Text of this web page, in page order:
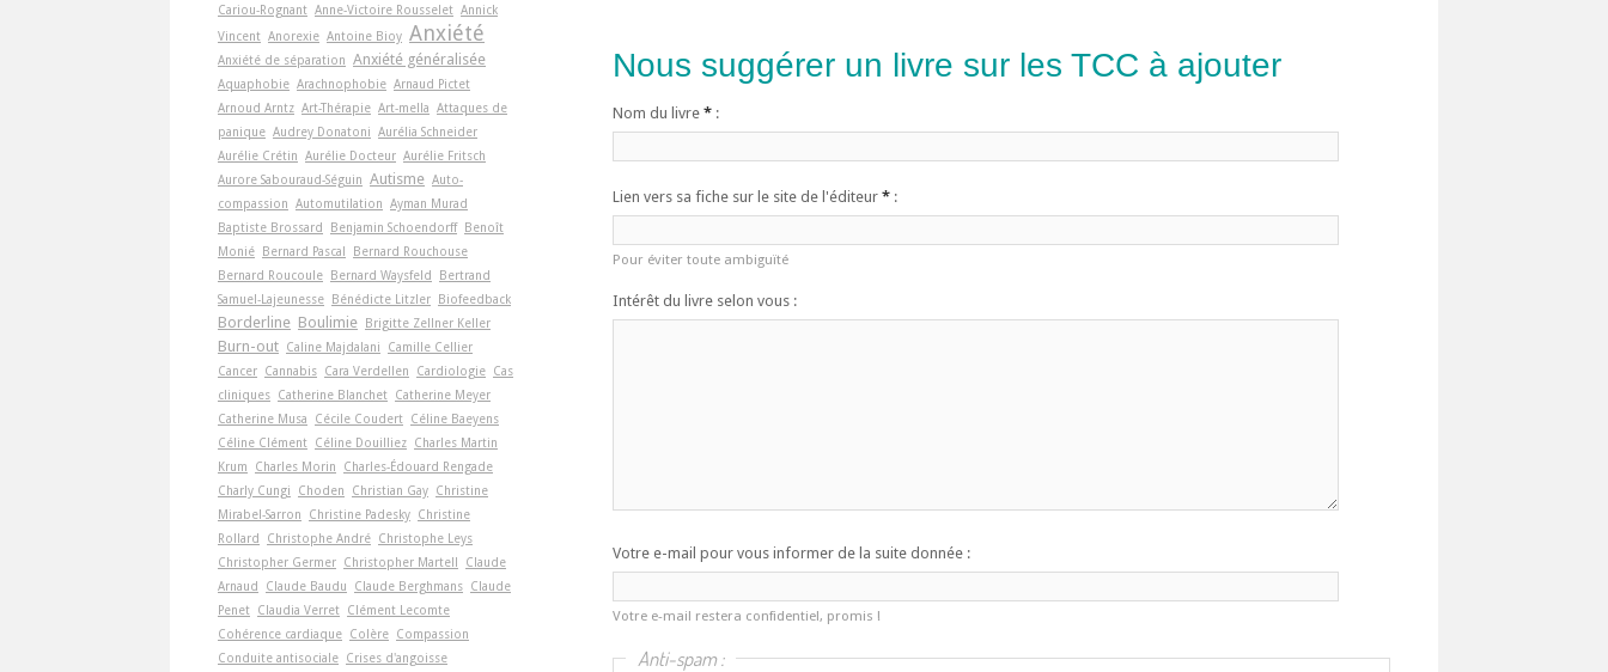
Nous suggérer un livre sur les TCC à ajouter
Nom du livre * :
Lien vers sa fiche sur le site de l'éditeur * :
Pour éviter toute ambiguïté
Intérêt du livre selon vous :
Votre e-mail pour vous informer de la suite donnée :
Votre e-mail restera confidentiel, promis !
Anti-spam :
Cariou-Rognant Anne-Victoire Rousselet Annick
Vincent Anorexie Antoine Bioy Anxiété
Anxiété de séparation Anxiété généralisée
Aquaphobie Arachnophobie Arnaud Pictet
Arnoud Arntz Art-Thérapie Art-­mella Attaques de
panique Audrey Donatoni Aurélia Schneider
Aurélie Crétin Aurélie Docteur Aurélie Fritsch
Aurore Sabouraud-Séguin Autisme Auto-
compassion Automutilation Ayman Murad
Baptiste Brossard
Benjamin Schoendorff Benoît
Monié Bernard Pascal
Bernard Rouchouse
Bernard Roucoule Bernard Waysfeld
Bertrand
Samuel-Lajeunesse Bénédicte Litzler Biofeedback
Borderline Boulimie Brigitte Zellner Keller
Burn-out Caline Majdalani
Camille Cellier
Cancer Cannabis Cara Verdellen Cardiologie Cas
cliniques Catherine Blanchet Catherine Meyer
Catherine Musa
Cécile Coudert Céline Baeyens
Céline Clément Céline Douilliez Charles Martin
Krum
Charles Morin
Charles-Édouard Rengade
Charly Cungi
Choden Christian Gay Christine
Mirabel-Sarron
Christine Padesky Christine
Rollard
Christophe André Christophe Leys
Christopher Germer Christopher Martell
Claude
Arnaud
Claude Baudu Claude Berghmans Claude
Penet Claudia Verret Clément Lecomte
Cohérence cardiaque Colère Compassion
Conduite antisociale Crises d'angoisse